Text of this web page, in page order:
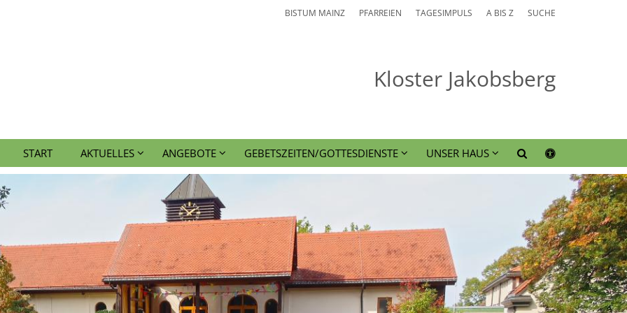
BISTUM MAINZ PFARREIEN TAGESIMPULS A BIS Z SUCHE
Kloster Jakobsberg
START AKTUELLES ANGEBOTE GEBETSZEITEN/GOTTESDIENSTE UNSER HAUS